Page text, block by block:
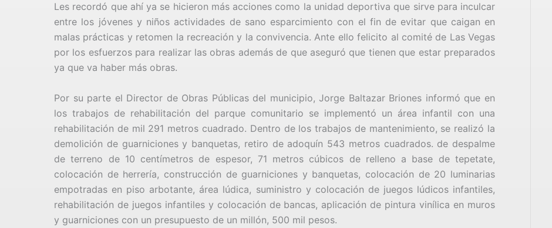
Les recordó que ahí ya se hicieron más acciones como la unidad deportiva que sirve para inculcar
entre los jóvenes y niños actividades de sano esparcimiento con el fin de evitar que caigan en
malas prácticas y retomen la recreación y la convivencia. Ante ello felicito al comité de Las Vegas
por los esfuerzos para realizar las obras además de que aseguró que tienen que estar preparados
ya que va haber más obras.
Por su parte el Director de Obras Públicas del municipio, Jorge Baltazar Briones informó que en
los trabajos de rehabilitación del parque comunitario se implementó un área infantil con una
rehabilitación de mil 291 metros cuadrado. Dentro de los trabajos de mantenimiento, se realizó la
demolición de guarniciones y banquetas, retiro de adoquín 543 metros cuadrados. de despalme
de terreno de 10 centímetros de espesor, 71 metros cúbicos de relleno a base de tepetate,
colocación de herrería, construcción de guarniciones y banquetas, colocación de 20 luminarias
empotradas en piso arbotante, área lúdica, suministro y colocación de juegos lúdicos infantiles,
rehabilitación de juegos infantiles y colocación de bancas, aplicación de pintura vinílica en muros
y guarniciones con un presupuesto de un millón, 500 mil pesos.